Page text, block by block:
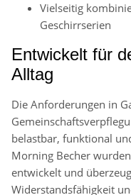
Vielseitig
Geschirrserien
Entwickelt für
Alltag
Die Anforderungen in
belastbar, funktional
Morning Becher
entwickelt und
Widerstandsfähigkeit